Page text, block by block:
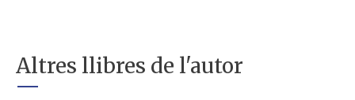
Altres llibres de l'autor